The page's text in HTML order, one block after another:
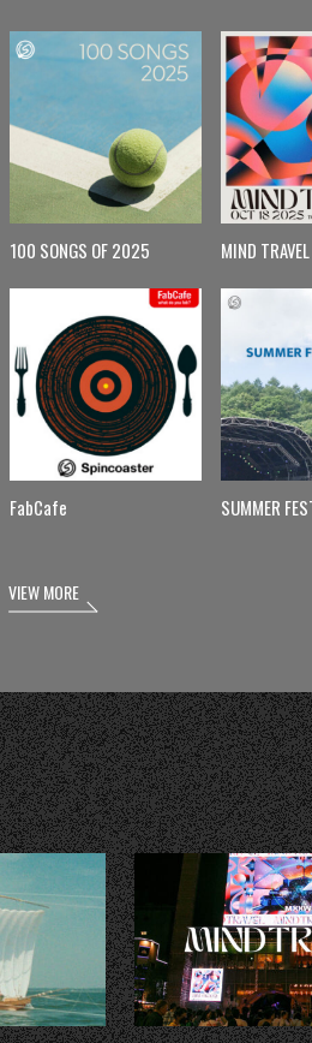
100 SONGS OF 2025
FabCafe
MIND TRAVEL
SUMMER
VIEW MORE